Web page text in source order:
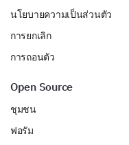
นโยบายความเป็นส่วนตัว
การยกเลิก
การถอนตัว
Open Source
ชุมชน
ฟอรัม